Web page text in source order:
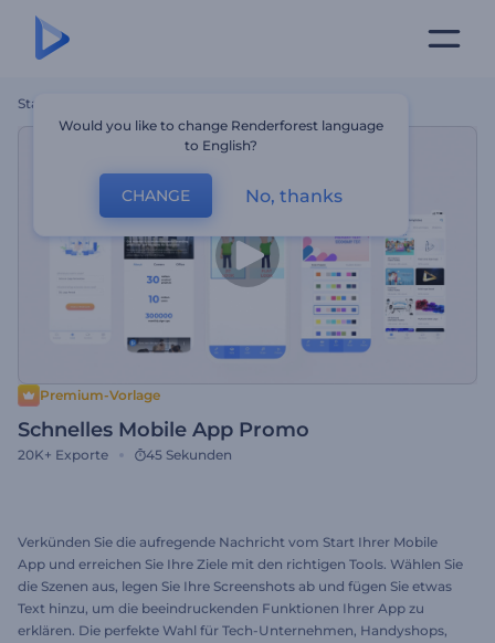
Startseite
Premium-Vorlage
Schnelles Mobile App Promo
20K+ Exporte 45 Sekunden
Verkünden Sie die aufregende Nachricht vom Start Ihrer Mobile
App und erreichen Sie Ihre Ziele mit den richtigen Tools. Wählen Sie
die Szenen aus, legen Sie Ihre Screenshots ab und fügen Sie etwas
Text hinzu, um die beeindruckenden Funktionen Ihrer App zu
erklären. Die perfekte Wahl für Tech-Unternehmen, Handyshops,
Would you like to change Renderforest language
to English?
CHANGE No, thanks